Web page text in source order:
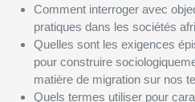
Comment interroger avec
pratiques dans les sociétés
Quelles sont les exigences
pour construire
matière de migration sur nos
Quels termes utiliser pour